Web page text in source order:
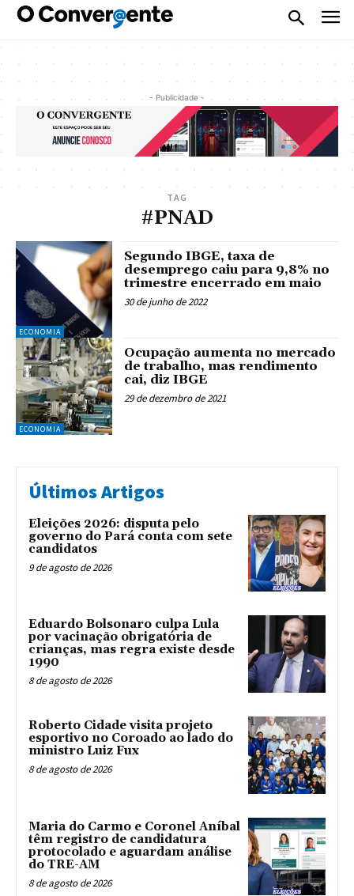
- Publicidade -
TAG
#PNAD
ECONOMIA
Segundo IBGE, taxa de
desemprego caiu para 9,8% no
trimestre encerrado em maio
30 de junho de 2022
ECONOMIA
Ocupação aumenta no mercado
de trabalho, mas rendimento
cai, diz IBGE
29 de dezembro de 2021
Últimos Artigos
Eleições 2026: disputa pelo
governo do Pará conta com sete
candidatos
9 de agosto de 2026
Eduardo Bolsonaro culpa Lula
por vacinação obrigatória de
crianças, mas regra existe desde
1990
8 de agosto de 2026
Roberto Cidade visita projeto
esportivo no Coroado ao lado do
ministro Luiz Fux
8 de agosto de 2026
Maria do Carmo e Coronel Aníbal
têm registro de candidatura
protocolado e aguardam análise
do TRE-AM
8 de agosto de 2026